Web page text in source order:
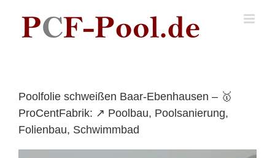
content
Poolfolie schweißen Baar-Ebenhausen – 🥇
ProCentFabrik: ↗️ Poolbau, Poolsanierung,
Folienbau, Schwimmbad